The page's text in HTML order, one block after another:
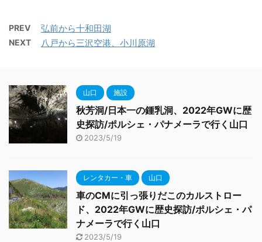
PREV 弘前から十和田湖
NEXT 八戸から三沢空港、小川原湖
山口 施設
秋芳洞/日本一の鍾乳洞、2022年GWに歴
史探訪/ポルシェ・パナメーラで行く山口
2023/5/19
レンタカー・車 山口
車のCMに引っ張りだこのカルストロー
ド、2022年GWに歴史探訪/ポルシェ・パ
ナメーラで行く山口
2023/5/19